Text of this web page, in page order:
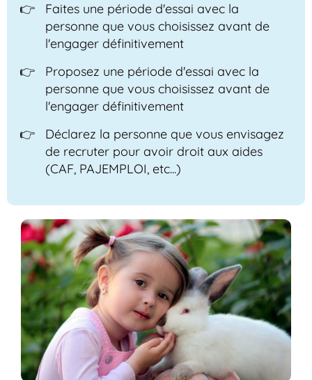
Faites une période d'essai avec la
personne que vous choisissez avant de
l'engager définitivement
Proposez une période d'essai avec la
personne que vous choisissez avant de
l'engager définitivement
Déclarez la personne que vous envisagez
de recruter pour avoir droit aux aides
(CAF, PAJEMPLOI, etc...)